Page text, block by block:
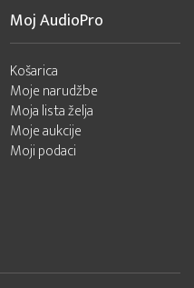
Moj AudioPro
Košarica
Moje narudžbe
Moja lista želja
Moje aukcije
Moji podaci